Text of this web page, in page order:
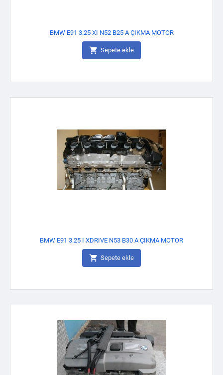
BMW E91 3.25 XI N52 B25 A ÇIKMA MOTOR
 Sepete ekle
BMW E91 3.25 I XDRIVE N53 B30 A ÇIKMA MOTOR
 Sepete ekle